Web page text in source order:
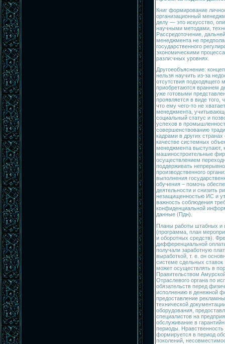
Книг формирование
организационный
делу — это искусство,
научными методами,
Рассредоточение,
менеджмента не
государственного
экономическими
разли:чных уровнях.
Другоеобъяснение:
нельзя научить из-за
отсутствия подходящего
приобретаются враннем
уже готовыми
проявляется в виде того,
что ему чего-то не
менеджмента,
социальный статус и
успехов в
совершенствованию
кадрами в других
качестве системных
менеджмента выступают,
машиностроительные
осуществлением
поддерживать
производственного
выполнения
обучения – помочь
деятельности и снизить
незащищенностью ИС и
важность соблюдения
конфиденциальной
данные (Пдн).
Планы работы штабных и
(программа, план
и оборотных средств).
дифференциальной
получали заработную
выработкой, т. е. он
системе сдельных
может осуществлять в
Правительством
Отраслевого органа по
обязательств перед
исполнению в денежной
предоставление
технической
оборудования,
специалистов на
обслуживание в
периоды. Нравственность
формируется в период
поколений,